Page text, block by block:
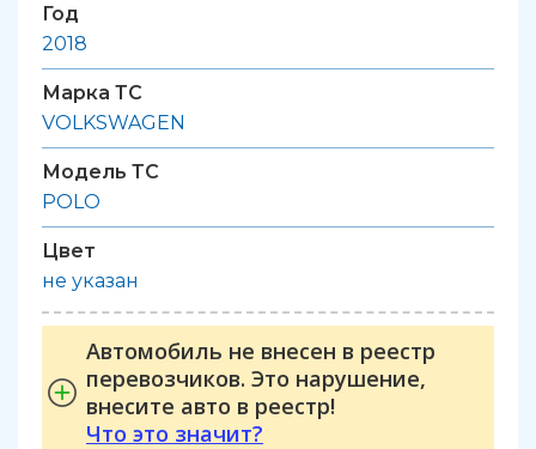
Год
2018
Марка ТС
VOLKSWAGEN
Модель ТС
POLO
Цвет
не указан
Автомобиль не внесен в реестр
перевозчиков. Это нарушение,
внесите авто в реестр!
Что это значит?